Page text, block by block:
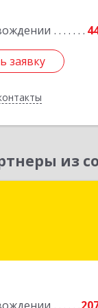
заявку
заявку
из
Респ,